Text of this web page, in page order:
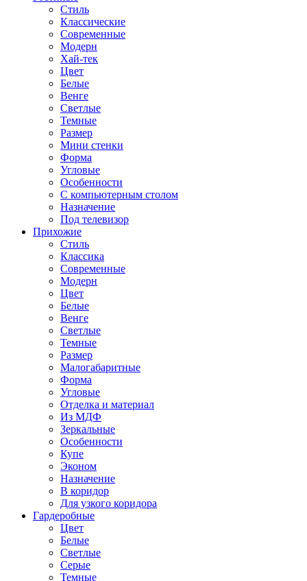
Стиль
Классические
Современные
Модерн
Хай-тек
Цвет
Белые
Венге
Светлые
Темные
Размер
Мини стенки
Форма
Угловые
Особенности
С компьютерным столом
Назначение
Под телевизор
Прихожие
Стиль
Классика
Современные
Модерн
Цвет
Белые
Венге
Светлые
Темные
Размер
Малогабаритные
Форма
Угловые
Отделка и материал
Из МДФ
Зеркальные
Особенности
Купе
Эконом
Назначение
В коридор
Для узкого коридора
Гардеробные
Цвет
Белые
Светлые
Серые
Темные